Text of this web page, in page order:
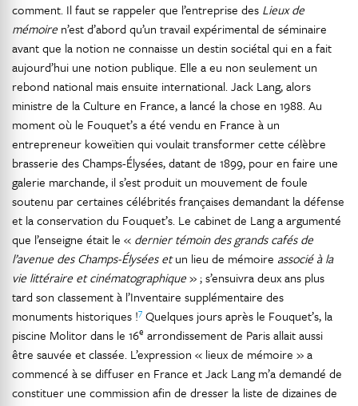
comment. Il faut se rappeler que l’entreprise des Lieux de
mémoire n’est d’abord qu’un travail expérimental de séminaire
avant que la notion ne connaisse un destin sociétal qui en a fait
aujourd’hui une notion publique. Elle a eu non seulement un
rebond national mais ensuite international. Jack Lang, alors
ministre de la Culture en France, a lancé la chose en 1988. Au
moment où le Fouquet’s a été vendu en France à un
entrepreneur koweïtien qui voulait transformer cette célèbre
brasserie des Champs-Élysées, datant de 1899, pour en faire une
galerie marchande, il s’est produit un mouvement de foule
soutenu par certaines célébrités françaises demandant la défense
et la conservation du Fouquet’s. Le cabinet de Lang a argumenté
que l’enseigne était le « dernier témoin des grands cafés de
l’avenue des Champs-Élysées etun lieu de mémoire associé à la
vie littéraire et cinématographique» ; s’ensuivra deux ans plus
tard son classement à l’Inventaire supplémentaire des
monuments historiques !7 Quelques jours après le Fouquet’s, la
piscine Molitor dans le 16e arrondissement de Paris allait aussi
être sauvée et classée. L’expression « lieux de mémoire » a
commencé à se diffuser en France et Jack Lang m’a demandé de
constituer une commission afin de dresser la liste de dizaines de